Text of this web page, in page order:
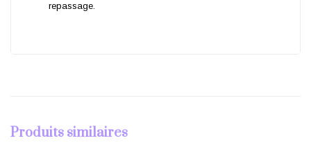
repassage.
Produits similaires